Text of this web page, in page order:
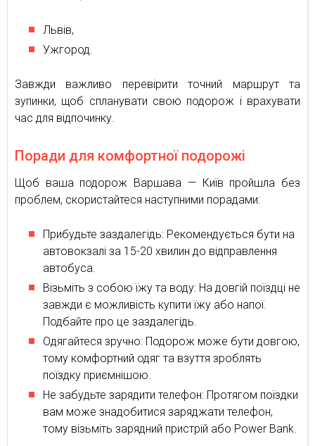
Львів,
Ужгород.
Завжди важливо перевірити точний маршрут та
зупинки, щоб спланувати свою подорож і врахувати
час для відпочинку.
Поради для комфортної подорожі
Щоб ваша подорож Варшава — Київ пройшла без
проблем, скористайтеся наступними порадами:
Прибудьте заздалегідь: Рекомендується бути на
автовокзалі за 15-20 хвилин до відправлення
автобуса.
Візьміть з собою їжу та воду: На довгій поїздці не
завжди є можливість купити їжу або напої.
Подбайте про це заздалегідь.
Одягайтеся зручно: Подорож може бути довгою,
тому комфортний одяг та взуття зроблять
поїздку приємнішою.
Не забудьте зарядити телефон: Протягом поїздки
вам може знадобитися заряджати телефон,
тому візьміть зарядний пристрій або Power Bank.